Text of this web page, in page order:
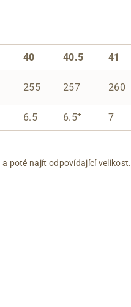
40 40.5 41
255 257 260
6.5 6.5+ 7
a poté najít odpovídající velikost.